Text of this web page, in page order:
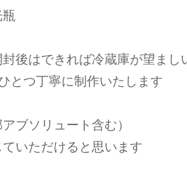
瓶
後はできれば冷蔵庫が望まし
とつ丁寧に制作いたします
ブソリュート含む）
いただけると思います